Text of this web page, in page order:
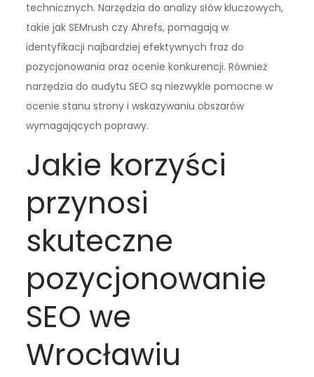
technicznych. Narzędzia do analizy słów kluczowych,
takie jak SEMrush czy Ahrefs, pomagają w
identyfikacji najbardziej efektywnych fraz do
pozycjonowania oraz ocenie konkurencji. Również
narzędzia do audytu SEO są niezwykle pomocne w
ocenie stanu strony i wskazywaniu obszarów
wymagających poprawy.
Jakie korzyści
przynosi
skuteczne
pozycjonowanie
SEO we
Wrocławiu